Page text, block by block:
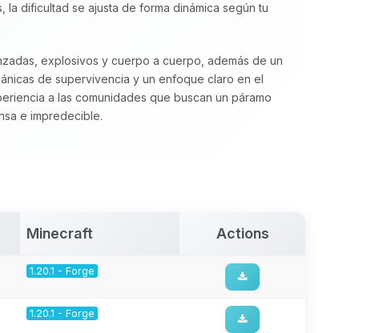
la dificultad se ajusta de forma dinámica según tu
explosivos y cuerpo a cuerpo, además de un
de supervivencia y un enfoque claro en el
a las comunidades que buscan un páramo
e impredecible.
Minecraft Actions
1.20.1 - Forge
1.20.1 - Forge